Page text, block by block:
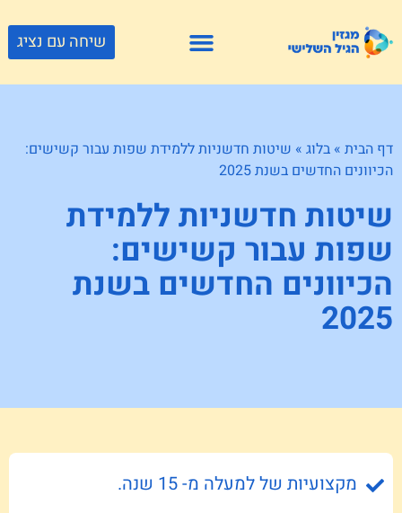
שיחה עם נציג
דף הבית » בלוג » שיטות חדשניות ללמידת שפות עבור קשישים:
הכיוונים החדשים בשנת 2025
שיטות חדשניות ללמידת
שפות עבור קשישים:
הכיוונים החדשים בשנת
2025
מקצועיות של למעלה מ- 15 שנה.